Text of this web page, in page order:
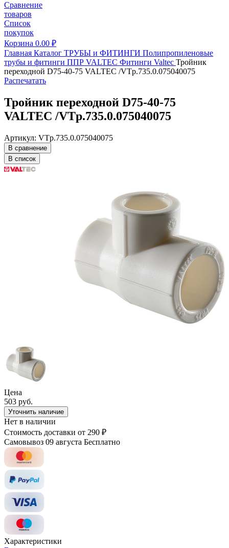
Сравнение
товаров
Список
покупок
Корзина 0.00 ₽
Главная Каталог ТРУБЫ и ФИТИНГИ Полипропиленовые
трубы и фитинги ППР VALTEC Фитинги Valtec Тройник
переходной D75-40-75 VALTEC /VTp.735.0.075040075
Распечатать
Тройник переходной D75-40-75
VALTEC /VTp.735.0.075040075
Артикул: VTp.735.0.075040075
В сравнение
В список
Цена
503 руб.
Уточнить наличие
Нет в наличии
Стоимость доставки от 290 ₽
Самовывоз 09 августа Бесплатно
Характеристики